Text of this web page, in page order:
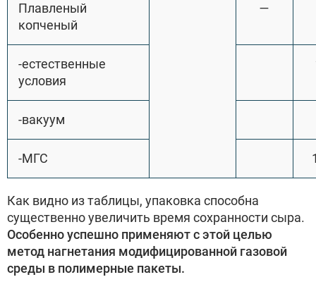
Плавленый
копченый
—
-естественные
условия
-вакуум
-МГС
Как видно из таблицы, упаковка способна
существенно увеличить время сохранности сыра.
Особенно успешно применяют с этой целью
метод нагнетания модифицированной газовой
среды в полимерные пакеты.